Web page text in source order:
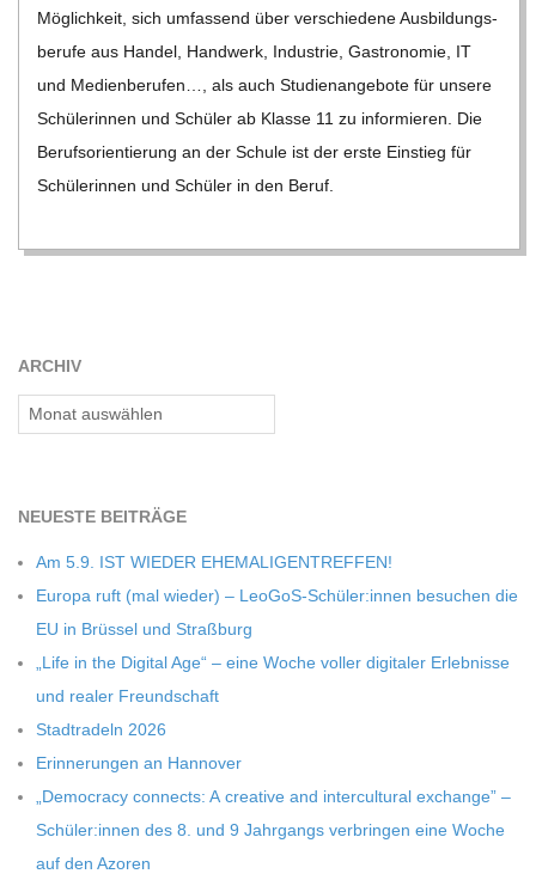
Mög­lich­keit, sich umfas­send über ver­schie­dene Aus­bil­dungs­
be­rufe aus Han­del, Hand­werk, Indus­trie, Gas­tro­no­mie, IT
und Medi­en­be­ru­fen…, als auch Stu­di­en­an­ge­bote für unsere
Schü­le­rin­nen und Schü­ler ab Klasse 11 zu infor­mie­ren. Die
Berufs­ori­en­tie­rung an der Schule ist der erste Ein­stieg für
Schü­le­rin­nen und Schü­ler in den Beruf.
ARCHIV
Archiv
NEU­ESTE BEITRÄGE
Am 5.9. IST WIEDER EHEMALIGENTREFFEN!
Europa ruft (mal wie­der) – LeoGoS-Schüler:innen besu­chen die
EU in Brüs­sel und Straßburg
„Life in the Digi­tal Age“ – eine Woche vol­ler digi­ta­ler Erleb­nisse
und rea­ler Freundschaft
Stadt­ra­deln 2026
Erin­ne­run­gen an Hannover
„Demo­cracy con­nects: A crea­tive and inter­cul­tu­ral exch­ange” –
Schüler:innen des 8. und 9 Jahr­gangs ver­brin­gen eine Woche
auf den Azoren